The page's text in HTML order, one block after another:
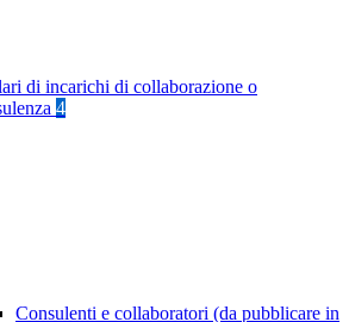
di incarichi di collaborazione o
4
Consulenti e collaboratori (da pubblicare in